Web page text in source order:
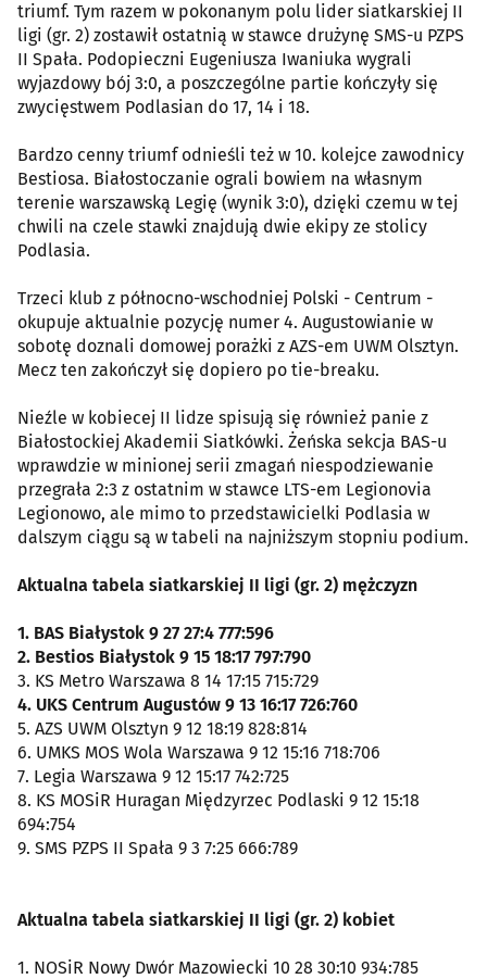
triumf. Tym razem w pokonanym polu lider siatkarskiej II
ligi (gr. 2) zostawił ostatnią w stawce drużynę SMS-u PZPS
II Spała. Podopieczni Eugeniusza Iwaniuka wygrali
wyjazdowy bój 3:0, a poszczególne partie kończyły się
zwycięstwem Podlasian do 17, 14 i 18.
Bardzo cenny triumf odnieśli też w 10. kolejce zawodnicy
Bestiosa. Białostoczanie ograli bowiem na własnym
terenie warszawską Legię (wynik 3:0), dzięki czemu w tej
chwili na czele stawki znajdują dwie ekipy ze stolicy
Podlasia.
Trzeci klub z północno-wschodniej Polski - Centrum -
okupuje aktualnie pozycję numer 4. Augustowianie w
sobotę doznali domowej porażki z AZS-em UWM Olsztyn.
Mecz ten zakończył się dopiero po tie-breaku.
Nieźle w kobiecej II lidze spisują się również panie z
Białostockiej Akademii Siatkówki. Żeńska sekcja BAS-u
wprawdzie w minionej serii zmagań niespodziewanie
przegrała 2:3 z ostatnim w stawce LTS-em Legionovia
Legionowo, ale mimo to przedstawicielki Podlasia w
dalszym ciągu są w tabeli na najniższym stopniu podium.
Aktualna tabela siatkarskiej II ligi (gr. 2) mężczyzn
1. BAS Białystok 9 27 27:4 777:596
2. Bestios Białystok 9 15 18:17 797:790
3. KS Metro Warszawa 8 14 17:15 715:729
4. UKS Centrum Augustów 9 13 16:17 726:760
5. AZS UWM Olsztyn 9 12 18:19 828:814
6. UMKS MOS Wola Warszawa 9 12 15:16 718:706
7. Legia Warszawa 9 12 15:17 742:725
8. KS MOSiR Huragan Międzyrzec Podlaski 9 12 15:18
694:754
9. SMS PZPS II Spała 9 3 7:25 666:789
Aktualna tabela siatkarskiej II ligi (gr. 2) kobiet
1. NOSiR Nowy Dwór Mazowiecki 10 28 30:10 934:785